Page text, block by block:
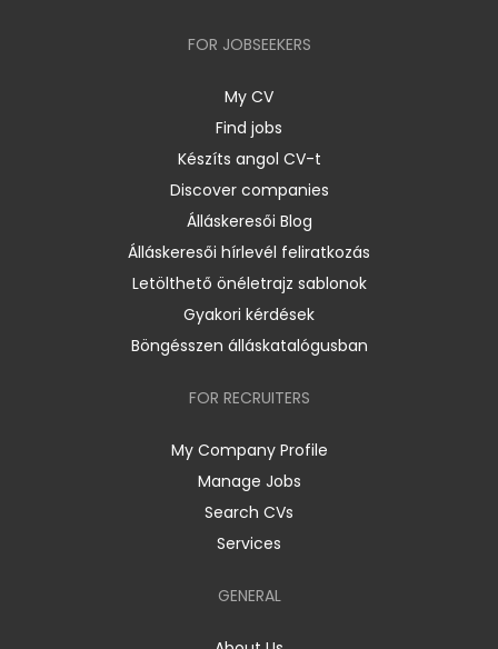
FOR JOBSEEKERS
My CV
Find jobs
Készíts angol CV-t
Discover companies
Álláskeresői Blog
Álláskeresői hírlevél feliratkozás
Letölthető önéletrajz sablonok
Gyakori kérdések
Böngésszen álláskatalógusban
FOR RECRUITERS
My Company Profile
Manage Jobs
Search CVs
Services
GENERAL